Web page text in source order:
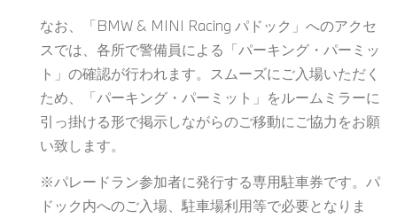
なお、「BMW & MINI Racing パドック」へのアクセ
スでは、各所で警備員による「パーキング・パーミッ
ト」の確認が行われます。スムーズにご入場いただく
ため、「パーキング・パーミット」をルームミラーに
引っ掛ける形で掲示しながらのご移動にご協力をお願
い致します。
※パレードラン参加者に発行する専用駐車券です。パ
ドック内へのご入場、駐車場利用等で必要となりま